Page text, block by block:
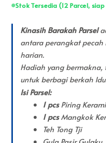
Stok Tersedia (12 Parcel,
Kinasih Barakah Parsel
antara perangkat
harian.
Hadiah yang
untuk berbagi berkah
Isi Parsel:
1 pcsPiring
1 pcsMangkok
Teh Tong Tji